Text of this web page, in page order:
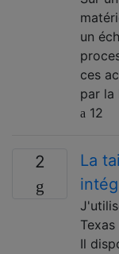
un
ces
par la
12
2
La
Il